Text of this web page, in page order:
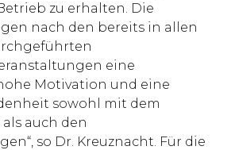
zu erhalten. Die
nach den bereits in allen
eine
Motivation und eine
sowohl mit dem
auch den
so Dr. Kreuznacht. Für die